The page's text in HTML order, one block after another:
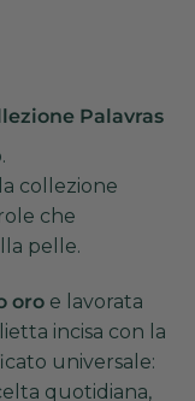
Palavras
collezione
che
pelle.
oro e lavorata
incisa con la
universale:
quotidiana,